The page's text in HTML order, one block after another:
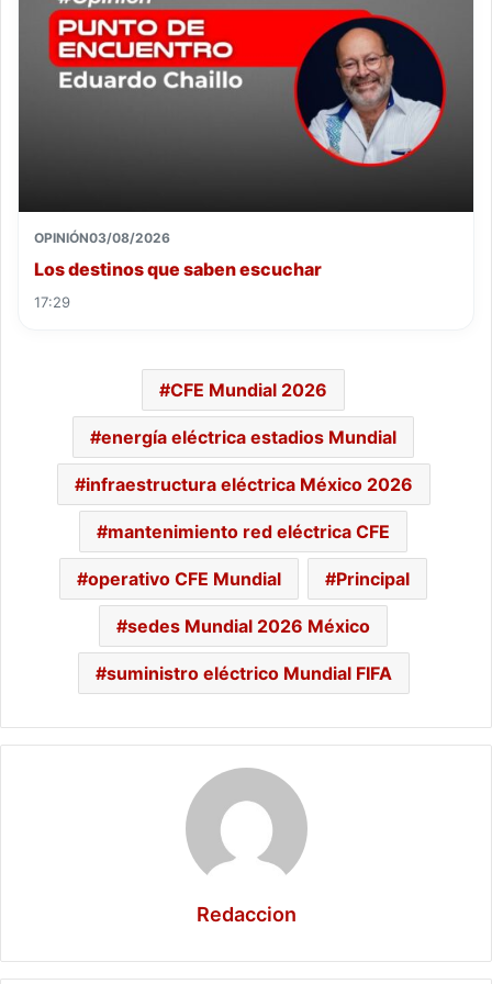
OPINIÓN03/08/2026
Los destinos que saben escuchar
17:29
CFE Mundial 2026
energía eléctrica estadios Mundial
infraestructura eléctrica México 2026
mantenimiento red eléctrica CFE
operativo CFE Mundial Principal
sedes Mundial 2026 México
suministro eléctrico Mundial FIFA
Redaccion